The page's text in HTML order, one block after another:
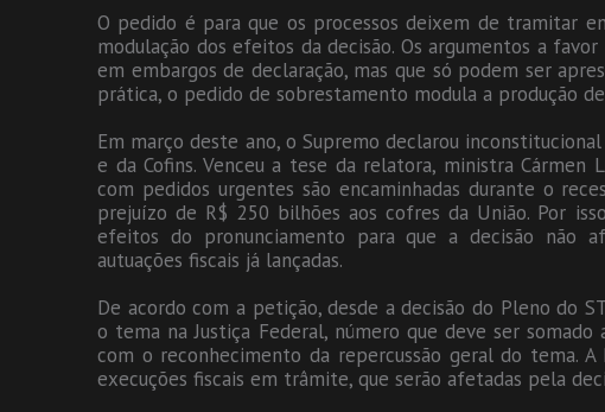
O pedido é para que os processos deixem de tramitar
modulação dos efeitos da decisão. Os argumentos a
em embargos de declaração, mas que só podem ser
prática, o pedido de sobrestamento modula a produção
Em março deste ano, o Supremo declarou
e da Cofins. Venceu a tese da relatora, ministra Cármen
com pedidos urgentes são encaminhadas durante o
prejuízo de R$ 250 bilhões aos cofres da União. Por
efeitos do pronunciamento para que a decisão não
autuações fiscais já lançadas.
De acordo com a petição, desde a decisão do Pleno do
o tema na Justiça Federal, número que deve ser
com o reconhecimento da repercussão geral do tema.
execuções fiscais em trâmite, que serão afetadas pela